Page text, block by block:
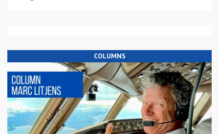
COLUMNS